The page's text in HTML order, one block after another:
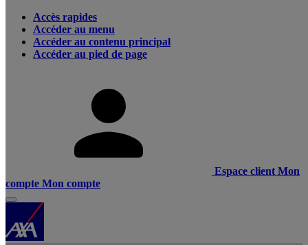
Accès rapides
Accéder au menu
Accéder au contenu principal
Accéder au pied de page
Espace client Mon
compte Mon compte